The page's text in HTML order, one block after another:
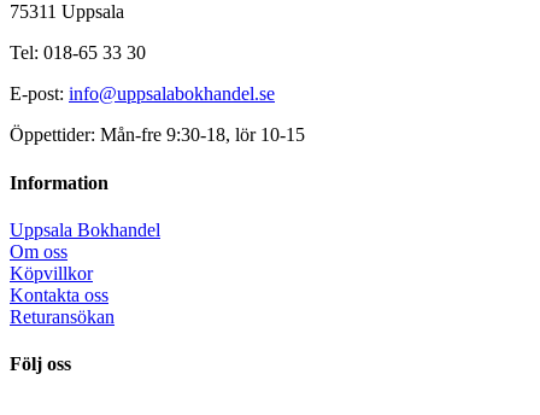
75311 Uppsala
Tel: 018-65 33 30
E-post: info@uppsalabokhandel.se
Öppettider: Mån-fre 9:30-18, lör 10-15
Information
Uppsala Bokhandel
Om oss
Köpvillkor
Kontakta oss
Returansökan
Följ oss